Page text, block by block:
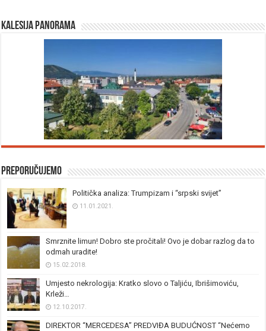
Kalesija panorama
Preporučujemo
Politička analiza: Trumpizam i “srpski svijet”
11.01.2021.
Smrznite limun! Dobro ste pročitali! Ovo je dobar razlog da to
odmah uradite!
15.02.2018.
Umjesto nekrologija: Kratko slovo o Taljiću, Ibrišimoviću,
Krleži…
12.10.2017.
DIREKTOR “MERCEDESA” PREDVIĐA BUDUĆNOST “Nećemo